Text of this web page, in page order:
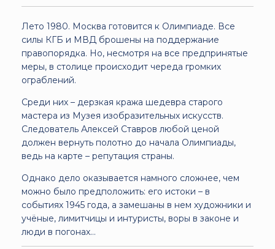
Лето 1980. Москва готовится к Олимпиаде. Все
силы КГБ и МВД брошены на поддержание
правопорядка. Но, несмотря на все предпринятые
меры, в столице происходит череда громких
ограблений.
Среди них – дерзкая кража шедевра старого
мастера из Музея изобразительных искусств.
Следователь Алексей Ставров любой ценой
должен вернуть полотно до начала Олимпиады,
ведь на карте – репутация страны.
Однако дело оказывается намного сложнее, чем
можно было предположить: его истоки – в
событиях 1945 года, а замешаны в нем художники и
учёные, лимитчицы и интуристы, воры в законе и
люди в погонах…